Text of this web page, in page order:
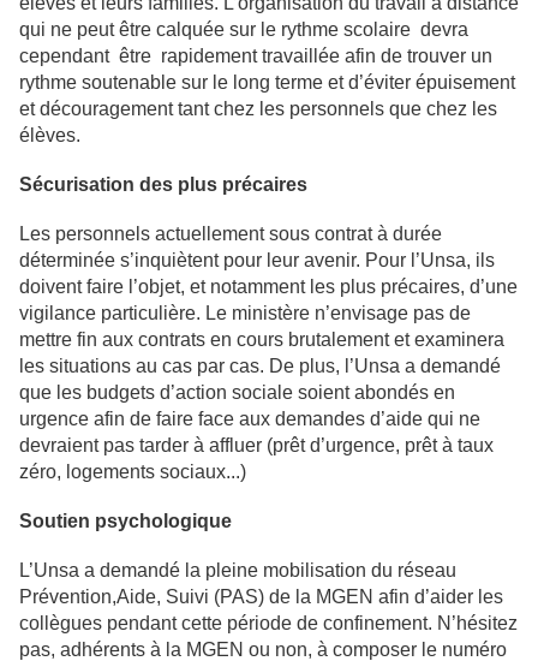
qui ne peut être calquée sur le rythme scolaire devra
cependant être rapidement travaillée afin de trouver un
rythme soutenable sur le long terme et d’éviter épuisement
et découragement tant chez les personnels que chez les
élèves.
Sécurisation des plus précaires
Les personnels actuellement sous contrat à durée
déterminée s’inquiètent pour leur avenir. Pour l’Unsa, ils
doivent faire l’objet, et notamment les plus précaires, d’une
vigilance particulière. Le ministère n’envisage pas de
mettre fin aux contrats en cours brutalement et examinera
les situations au cas par cas. De plus, l’Unsa a demandé
que les budgets d’action sociale soient abondés en
urgence afin de faire face aux demandes d’aide qui ne
devraient pas tarder à affluer (prêt d’urgence, prêt à taux
zéro, logements sociaux...)
Soutien psychologique
L’Unsa a demandé la pleine mobilisation du réseau
Prévention,Aide, Suivi (PAS) de la MGEN afin d’aider les
collègues pendant cette période de confinement. N’hésitez
pas, adhérents à la MGEN ou non, à composer le numéro